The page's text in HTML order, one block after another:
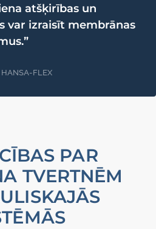
atšķirības un
var izraisīt membrānas
HANSA-FLEX
PAR
TVERTNĒM